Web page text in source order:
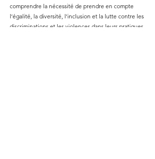
comprendre la nécessité de prendre en compte
l’égalité, la diversité, l’inclusion et la lutte contre les
discriminations et les violences dans leurs pratiques